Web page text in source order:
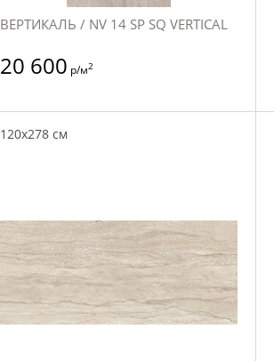
ВЕРТИКАЛЬ / NV 14 SP SQ VERTICAL
20 600 р/м2
120x278 см